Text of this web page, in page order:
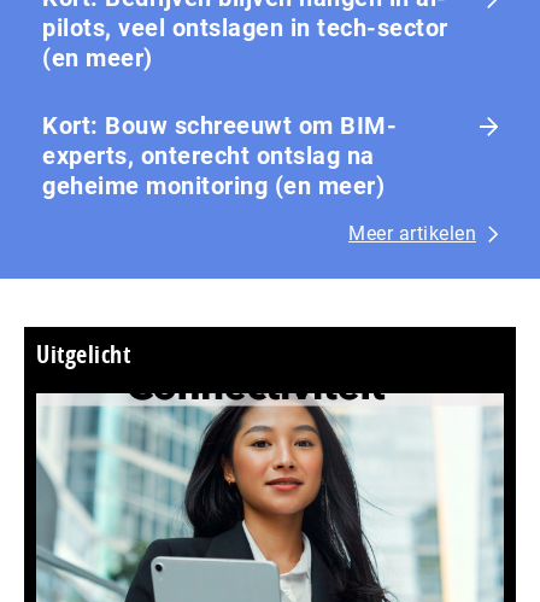
pilots, veel ontslagen in tech-sector
(en meer)
Kort: Bouw schreeuwt om BIM-
experts, onterecht ontslag na
geheime monitoring (en meer)
Meer artikelen
Uitgelicht